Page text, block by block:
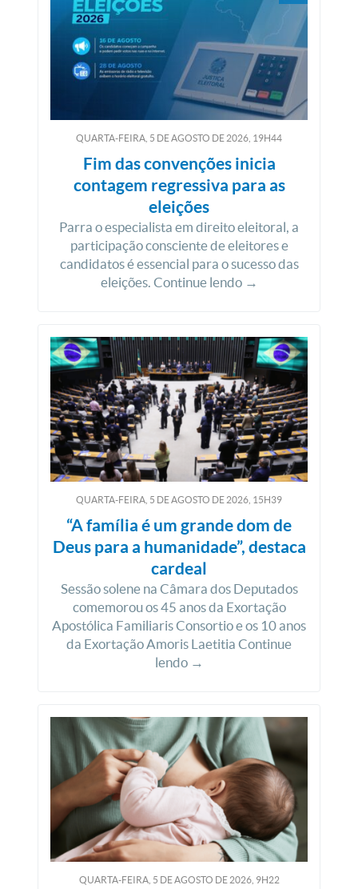
QUARTA-FEIRA, 5 DEAGOSTO DE 2026, 19H44
Fim das convenções inicia
contagem regressiva para as
eleições
Parra o especialista em direito eleitoral, a
participação consciente de eleitores e
candidatos é essencial para o sucesso das
eleições. Continue lendo →
QUARTA-FEIRA, 5 DEAGOSTO DE 2026, 15H39
“A família é um grande dom de
Deus para a humanidade”, destaca
cardeal
Sessão solene na Câmara dos Deputados
comemorou os 45 anos da Exortação
Apostólica Familiaris Consortio e os 10 anos
da Exortação Amoris Laetitia Continue
lendo →
QUARTA-FEIRA, 5 DEAGOSTO DE2026, 9H22